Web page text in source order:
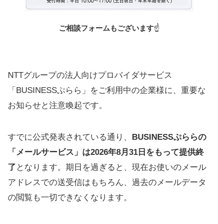
ご相談フォームもございます☝️
NTTグループの法人向けプロバイダサービス
「BUSINESSぷらら」をご利用中の企業様に、重要な
お知らせと注意喚起です。
すでに公式発表されている通り、
BUSINESSぷららの
「メールサービス」は2026年8月31日をもって提供終
了 となります。期日を過ぎると、現在お使いのメール
アドレスでの送受信はもちろん、過去のメールデータ
の閲覧も一切できなくなります。